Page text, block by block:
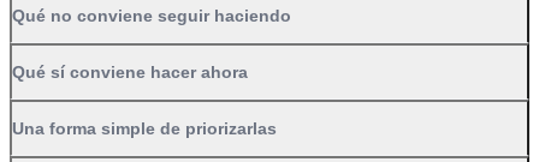
Qué no conviene seguir haciendo
Qué sí conviene hacer ahora
Una forma simple de priorizarlas